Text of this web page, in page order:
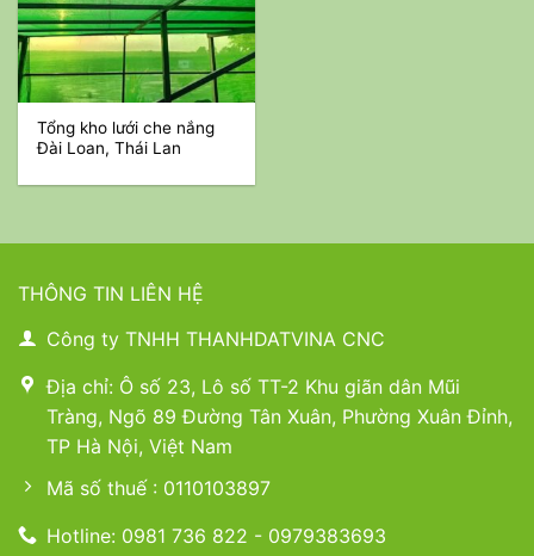
Tổng kho lưới che nắng
Đài Loan, Thái Lan
THÔNG TIN LIÊN HỆ
Công ty TNHH THANHDATVINA CNC
Địa chỉ: Ô số 23, Lô số TT-2 Khu giãn dân Mũi
Tràng, Ngõ 89 Đường Tân Xuân, Phường Xuân Đỉnh,
TP Hà Nội, Việt Nam
Mã số thuế : 0110103897
Hotline: 0981 736 822 - 0979383693